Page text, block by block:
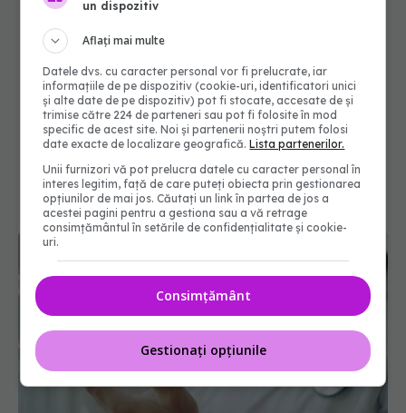
un dispozitiv
Aflați mai multe
Datele dvs. cu caracter personal vor fi prelucrate, iar
informațiile de pe dispozitiv (cookie-uri, identificatori unici
și alte date de pe dispozitiv) pot fi stocate, accesate de și
trimise către 224 de parteneri sau pot fi folosite în mod
specific de acest site. Noi și partenerii noștri putem folosi
date exacte de localizare geografică.Lista partenerilor.
Unii furnizori vă pot prelucra datele cu caracter personal în
interes legitim, față de care puteți obiecta prin gestionarea
opțiunilor de mai jos. Căutați un link în partea de jos a
acestei pagini pentru a gestiona sau a vă retrage
consimțământul în setările de confidențialitate și cookie-
uri.
Consimțământ
Gestionați opțiunile